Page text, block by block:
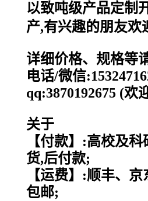
以致吨级产品定制
产,有兴趣的朋友欢
详细价格、规格等
电话/微信
qq:3870192675 (欢
关于
【付款】:高校及
货,后付款;
【运费】:顺丰、
包邮;